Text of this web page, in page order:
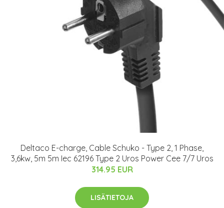
Deltaco E-charge, Cable Schuko - Type 2, 1 Phase,
3,6kw, 5m 5m Iec 62196 Type 2 Uros Power Cee 7/7 Uros
314.95 EUR
LISÄTIETOJA